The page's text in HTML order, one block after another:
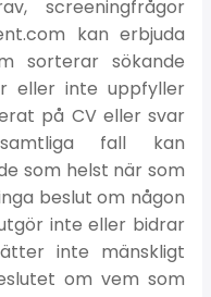
screeningfrågor
kan erbjuda
sorterar sökande
eller inte uppfyller
på CV eller svar
fall kan
som helst när som
beslut om någon
inte eller bidrar
inte mänskligt
om vem som